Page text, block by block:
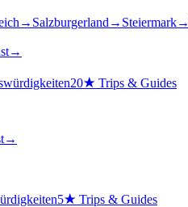
→ Salzburgerland → Steiermark→
→
20★ Trips & Guides
→
5★ Trips & Guides